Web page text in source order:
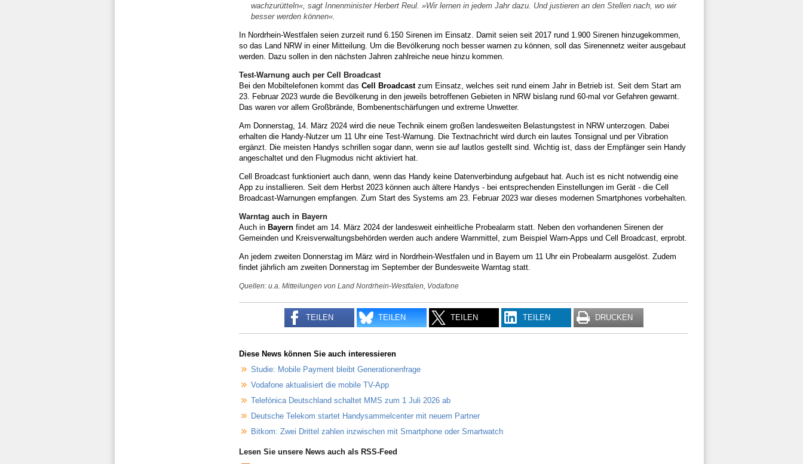
wachzurütteln«, sagt Innenminister Herbert Reul. »Wir lernen in jedem Jahr dazu. Und justieren an den Stellen nach, wo wir
besser werden können«.
In Nordrhein-Westfalen seien zurzeit rund 6.150 Sirenen im Einsatz. Damit seien seit 2017 rund 1.900 Sirenen hinzugekommen,
so das Land NRW in einer Mitteilung. Um die Bevölkerung noch besser warnen zu können, soll das Sirenennetz weiter ausgebaut
werden. Dazu sollen in den nächsten Jahren zahlreiche neue hinzu kommen.
Test-Warnung auch per Cell Broadcast
Bei den Mobiltelefonen kommt das Cell Broadcastzum Einsatz, welches seit rund einem Jahr in Betrieb ist. Seit dem Start am
23. Februar 2023 wurde die Bevölkerung in den jeweils betroffenen Gebieten in NRW bislang rund 60-mal vor Gefahren gewarnt.
Das waren vor allem Großbrände, Bombenentschärfungen und extreme Unwetter.
Am Donnerstag, 14. März 2024 wird die neue Technik einem großen landesweiten Belastungstest in NRW unterzogen. Dabei
erhalten die Handy-Nutzer um 11 Uhr eine Test-Warnung. Die Textnachricht wird durch ein lautes Tonsignal und per Vibration
ergänzt. Die meisten Handys schrillen sogar dann, wenn sie auf lautlos gestellt sind. Wichtig ist, dass der Empfänger sein Handy
angeschaltet und den Flugmodus nicht aktiviert hat.
Cell Broadcast funktioniert auch dann, wenn das Handy keine Datenverbindung aufgebaut hat. Auch ist es nicht notwendig eine
App zu installieren. Seit dem Herbst 2023 können auch ältere Handys - bei entsprechenden Einstellungen im Gerät - die Cell
Broadcast-Warnungen empfangen. Zum Start des Systems am 23. Februar 2023 war dieses modernen Smartphones vorbehalten.
Warntag auch in Bayern
Auch in Bayern findet am 14. März 2024 der landesweit einheitliche Probealarm statt. Neben den vorhandenen Sirenen der
Gemeinden und Kreisverwaltungsbehörden werden auch andere Warnmittel, zum Beispiel Warn-Apps und Cell Broadcast, erprobt.
An jedem zweiten Donnerstag im März wird in Nordrhein-Westfalen und in Bayern um 11 Uhr ein Probealarm ausgelöst. Zudem
findet jährlich am zweiten Donnerstag im September der Bundesweite Warntag statt.
Quellen: u.a. Mitteilungen von Land Nordrhein-Westfalen, Vodafone
TEILEN TEILEN TEILEN TEILEN DRUCKEN
Diese News können Sie auch interessieren
Studie: Mobile Payment bleibt Generationenfrage
Vodafone aktualisiert die mobile TV-App
Telefónica Deutschland schaltet MMS zum 1 Juli 2026 ab
Deutsche Telekom startet Handysammelcenter mit neuem Partner
Bitkom: Zwei Drittel zahlen inzwischen mit Smartphone oder Smartwatch
Lesen Sie unsere News auch als RSS-Feed